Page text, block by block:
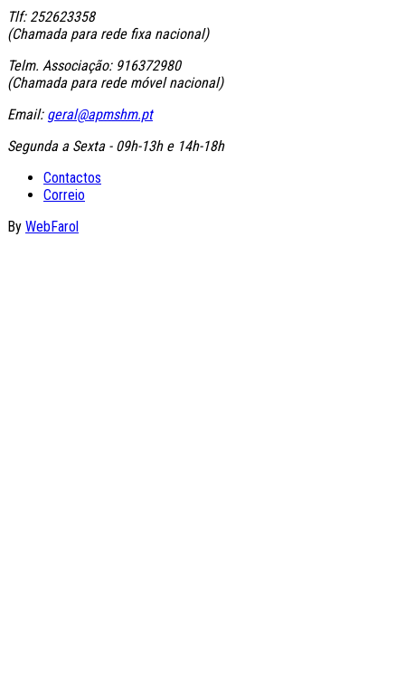
Tlf: 252623358
(Chamada para rede fixa nacional)
Telm. Associação: 916372980
(Chamada para rede móvel nacional)
Email: geral@apmshm.pt
Segunda a Sexta - 09h-13h e 14h-18h
Contactos
Correio
By WebFarol